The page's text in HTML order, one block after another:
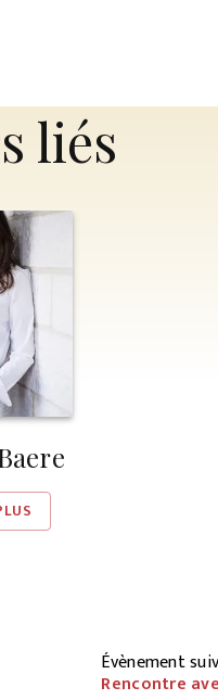
liés
Évènement
Rencontre